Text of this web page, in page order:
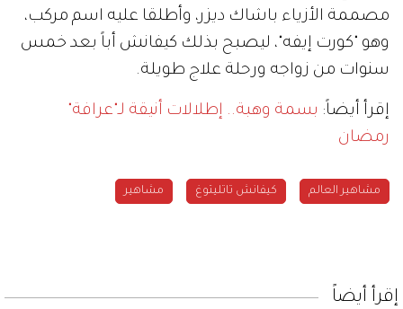
مصممة الأزياء باشاك ديزر، وأطلقا عليه اسم مركب،
وهو "كورت إيفه"، ليصبح بذلك كيفانش أباً بعد خمس
سنوات من زواجه ورحلة علاج طويلة.
إقرأ أيضاً: بسمة وهبة.. إطلالات أنيقة لـ"عرافة"
رمضان
مشاهير العالم كيفانش تاتليتوغ مشاهير
إقرأ أيضاً